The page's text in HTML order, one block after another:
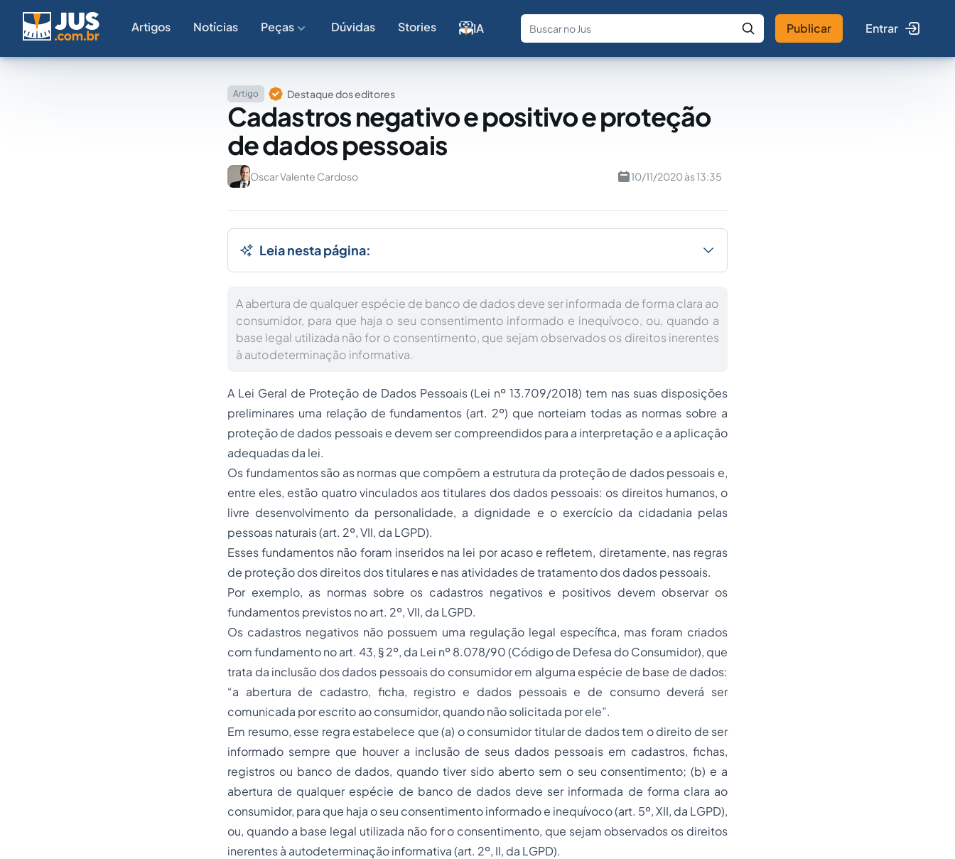
Artigos Notícias Peças Dúvidas Stories IA
Fale com a IA Buscar no Jus
Publicar Entrar
Artigo Destaque dos editores
Cadastros negativo e positivo e proteção
de dados pessoais
Oscar Valente Cardoso 10/11/2020 às 13:35
Leia nesta página:
A abertura de qualquer espécie de banco de dados deve ser informada de forma clara ao
consumidor, para que haja o seu consentimento informado e inequívoco, ou, quando a
base legal utilizada não for o consentimento, que sejam observados os direitos inerentes
à autodeterminação informativa.
A Lei Geral de Proteção de Dados Pessoais (Lei nº 13.709/2018) tem nas suas disposições
preliminares uma relação de fundamentos (art. 2º) que norteiam todas as normas sobre a
proteção de dados pessoais e devem ser compreendidos para a interpretação e a aplicação
adequadas da lei.
Os fundamentos são as normas que compõem a estrutura da proteção de dados pessoais e,
entre eles, estão quatro vinculados aos titulares dos dados pessoais: os direitos humanos, o
livre desenvolvimento da personalidade, a dignidade e o exercício da cidadania pelas
pessoas naturais (art. 2º, VII, da LGPD).
Esses fundamentos não foram inseridos na lei por acaso e refletem, diretamente, nas regras
de proteção dos direitos dos titulares e nas atividades de tratamento dos dados pessoais.
Por exemplo, as normas sobre os cadastros negativos e positivos devem observar os
fundamentos previstos no art. 2º, VII, da LGPD.
Os cadastros negativos não possuem uma regulação legal específica, mas foram criados
com fundamento no art. 43, § 2º, da Lei nº 8.078/90 (Código de Defesa do Consumidor), que
trata da inclusão dos dados pessoais do consumidor em alguma espécie de base de dados:
“a abertura de cadastro, ficha, registro e dados pessoais e de consumo deverá ser
comunicada por escrito ao consumidor, quando não solicitada por ele”.
Em resumo, esse regra estabelece que (a) o consumidor titular de dados tem o direito de ser
informado sempre que houver a inclusão de seus dados pessoais em cadastros, fichas,
registros ou banco de dados, quando tiver sido aberto sem o seu consentimento; (b) e a
abertura de qualquer espécie de banco de dados deve ser informada de forma clara ao
consumidor, para que haja o seu consentimento informado e inequívoco (art. 5º, XII, da LGPD),
ou, quando a base legal utilizada não for o consentimento, que sejam observados os direitos
inerentes à autodeterminação informativa (art. 2º, II, da LGPD).